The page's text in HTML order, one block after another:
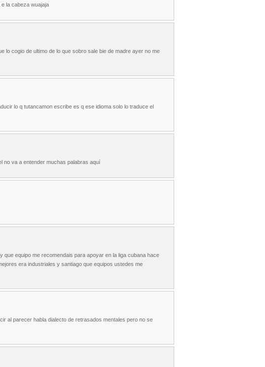
e la cabeza wuajaja
lo cogio de ultimo de lo que sobro sale bie de madre ayer no me
lo q tutancamon escribe es q ese idioma solo lo traduce el
no va a entender muchas palabras aquí
equipo me recomendais para apoyar en la liga cubana hace
era industriales y santiago que equipos ustedes me
al parecer habla dialecto de retrasados mentales pero no se